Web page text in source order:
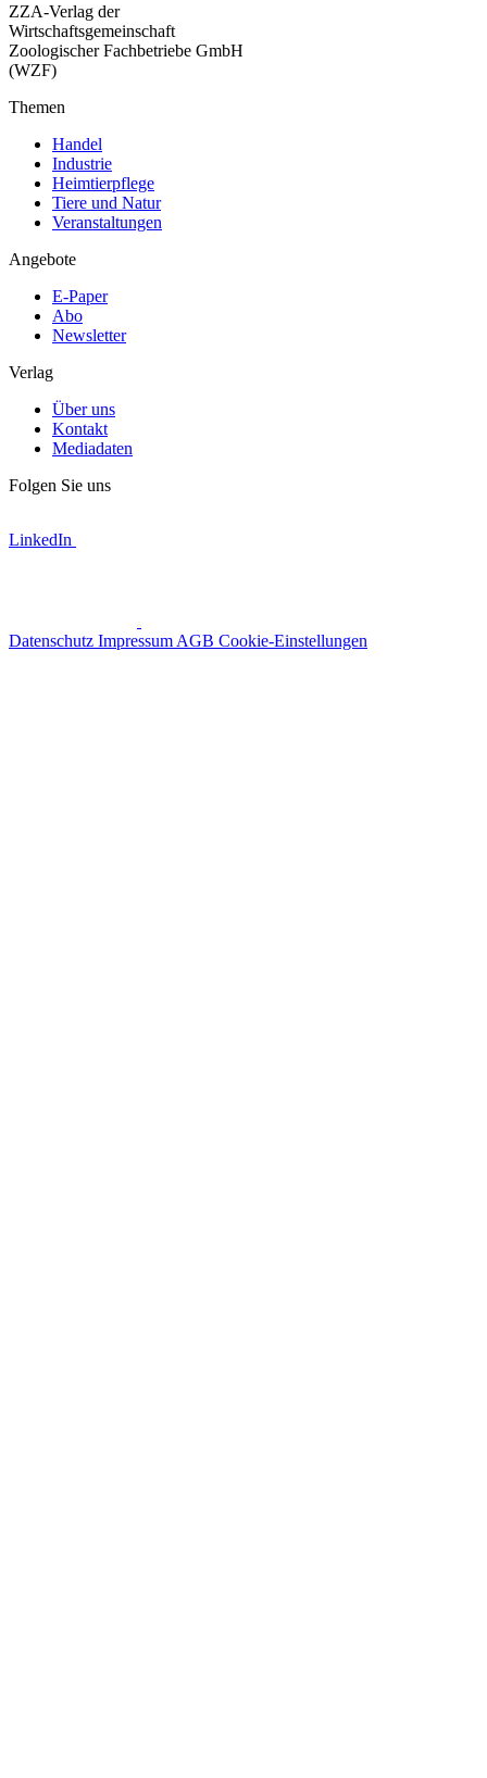
ZZA-Verlag der
Wirtschaftsgemeinschaft
Zoologischer Fachbetriebe GmbH
(WZF)
Themen
Handel
Industrie
Heimtierpflege
Tiere und Natur
Veranstaltungen
Angebote
E-Paper
Abo
Newsletter
Verlag
Über uns
Kontakt
Mediadaten
Folgen Sie uns
LinkedIn
Datenschutz Impressum AGB Cookie-Einstellungen